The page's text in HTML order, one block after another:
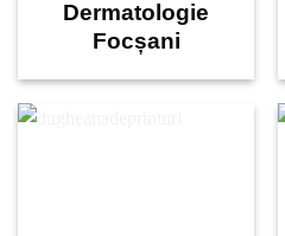
Dermatologie
Focșani